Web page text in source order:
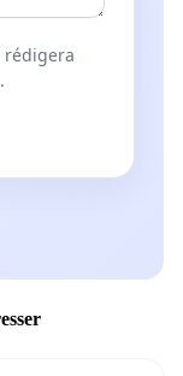
rédigera